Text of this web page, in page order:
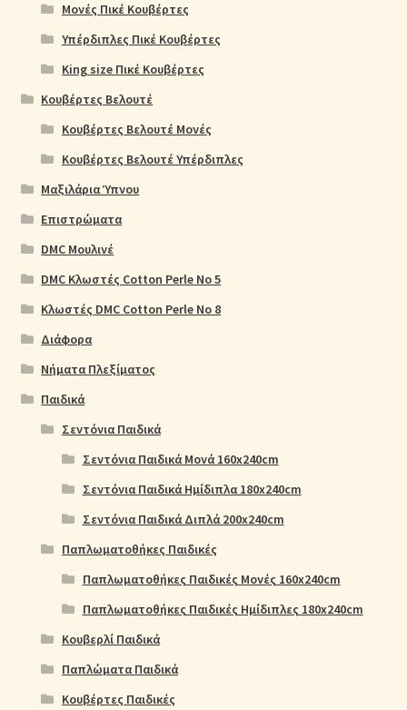
Μονές Πικέ Κουβέρτες
Υπέρδιπλες Πικέ Κουβέρτες
King size Πικέ Κουβέρτες
Κουβέρτες Βελουτέ
Κουβέρτες Βελουτέ Μονές
Κουβέρτες Βελουτέ Υπέρδιπλες
Μαξιλάρια Ύπνου
Επιστρώματα
DMC Μουλινέ
DMC Κλωστές Cotton Perle No 5
Κλωστές DMC Cotton Perle No 8
Διάφορα
Νήματα Πλεξίματος
Παιδικά
Σεντόνια Παιδικά
Σεντόνια Παιδικά Μονά 160x240cm
Σεντόνια Παιδικά Ημίδιπλα 180x240cm
Σεντόνια Παιδικά Διπλά 200x240cm
Παπλωματοθήκες Παιδικές
Παπλωματοθήκες Παιδικές Μονές 160x240cm
Παπλωματοθήκες Παιδικές Ημίδιπλες 180x240cm
Κουβερλί Παιδικά
Παπλώματα Παιδικά
Κουβέρτες Παιδικές